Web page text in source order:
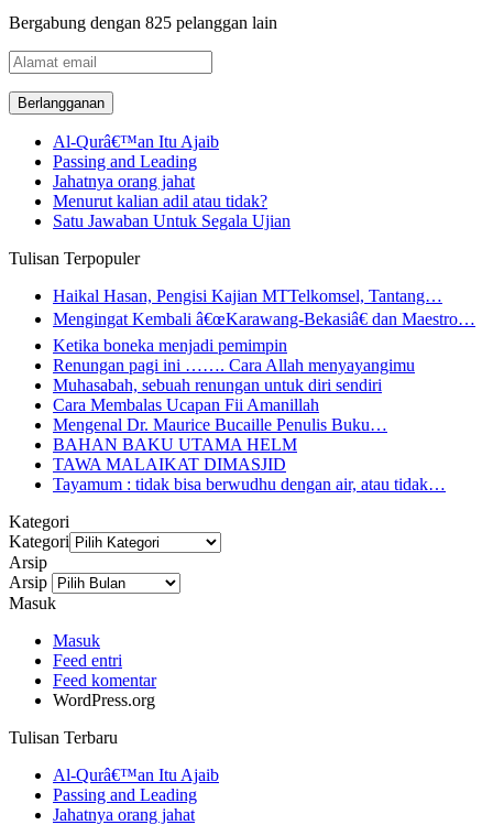
Bergabung dengan 825 pelanggan lain
Alamat
email
Al-Qurâ€™an Itu Ajaib
Passing and Leading
Jahatnya orang jahat
Menurut kalian adil atau tidak?
Satu Jawaban Untuk Segala Ujian
Tulisan Terpopuler
Haikal Hasan, Pengisi Kajian MTTelkomsel, Tantang…
Mengingat Kembali â€œKarawang-Bekasiâ€ dan Maestro…
Ketika boneka menjadi pemimpin
Renungan pagi ini ……. Cara Allah menyayangimu
Muhasabah, sebuah renungan untuk diri sendiri
Cara Membalas Ucapan Fii Amanillah
Mengenal Dr. Maurice Bucaille Penulis Buku…
BAHAN BAKU UTAMA HELM
TAWA MALAIKAT DIMASJID
Tayamum : tidak bisa berwudhu dengan air, atau tidak…
Kategori
Kategori
Arsip
Arsip
Masuk
Masuk
Feed entri
Feed komentar
WordPress.org
Tulisan Terbaru
Al-Qurâ€™an Itu Ajaib
Passing and Leading
Jahatnya orang jahat